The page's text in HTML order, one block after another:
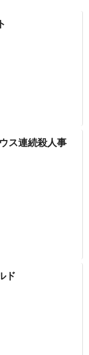
ス連続殺人事
ド